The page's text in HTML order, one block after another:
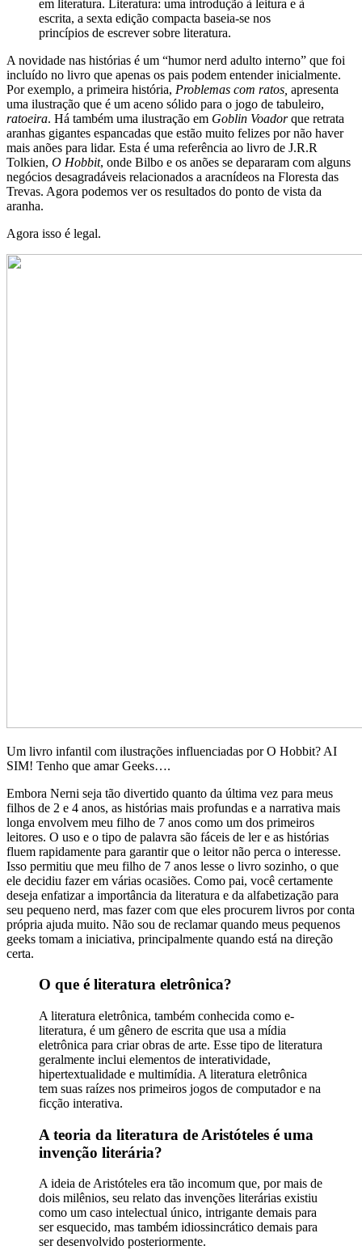
em literatura. Literatura: uma introdução à leitura e à
escrita, a sexta edição compacta baseia-se nos
princípios de escrever sobre literatura.
A novidade nas histórias é um “humor nerd adulto interno” que foi
incluído no livro que apenas os pais podem entender inicialmente.
Por exemplo, a primeira história, Problemas com ratos, apresenta
uma ilustração que é um aceno sólido para o jogo de tabuleiro,
ratoeira. Há também uma ilustração em Goblin Voadorque retrata
aranhas gigantes espancadas que estão muito felizes por não haver
mais anões para lidar. Esta é uma referência ao livro de J.R.R
Tolkien, O Hobbit, onde Bilbo e os anões se depararam com alguns
negócios desagradáveis ​​relacionados a aracnídeos na Floresta das
Trevas. Agora podemos ver os resultados do ponto de vista da
aranha.
Agora isso é legal.
Um livro infantil com ilustrações influenciadas por O Hobbit? AI
SIM! Tenho que amar Geeks….
Embora Nerni seja tão divertido quanto da última vez para meus
filhos de 2 e 4 anos, as histórias mais profundas e a narrativa mais
longa envolvem meu filho de 7 anos como um dos primeiros
leitores. O uso e o tipo de palavra são fáceis de ler e as histórias
fluem rapidamente para garantir que o leitor não perca o interesse.
Isso permitiu que meu filho de 7 anos lesse o livro sozinho, o que
ele decidiu fazer em várias ocasiões. Como pai, você certamente
deseja enfatizar a importância da literatura e da alfabetização para
seu pequeno nerd, mas fazer com que eles procurem livros por conta
própria ajuda muito. Não sou de reclamar quando meus pequenos
geeks tomam a iniciativa, principalmente quando está na direção
certa.
O que é literatura eletrônica?
A literatura eletrônica, também conhecida como e-
literatura, é um gênero de escrita que usa a mídia
eletrônica para criar obras de arte. Esse tipo de literatura
geralmente inclui elementos de interatividade,
hipertextualidade e multimídia. A literatura eletrônica
tem suas raízes nos primeiros jogos de computador e na
ficção interativa.
A teoria da literatura de Aristóteles é uma
invenção literária?
A ideia de Aristóteles era tão incomum que, por mais de
dois milênios, seu relato das invenções literárias existiu
como um caso intelectual único, intrigante demais para
ser esquecido, mas também idiossincrático demais para
ser desenvolvido posteriormente.